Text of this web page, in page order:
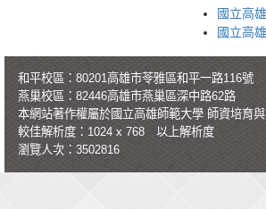
國立高
國立高
和平校區：80201高雄市苓雅區和平一路116號
燕巢校區：82446高雄市燕巢區深中路62路
本網站著作權屬於國立高雄師範大學 師資培育
較佳解析度：1024 x 768 以上解析度
瀏覽人次：3502816